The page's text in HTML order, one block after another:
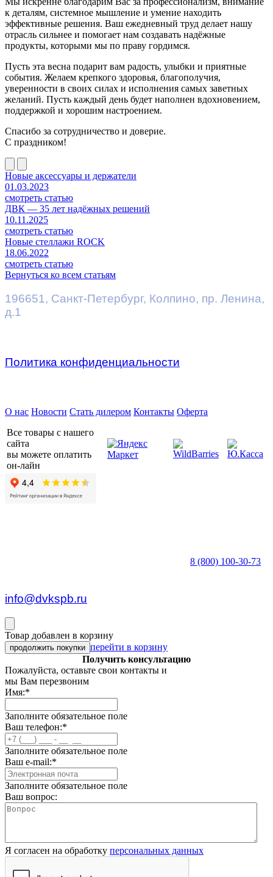
к деталям, системное мышление и умение находить
эффективные решения. Ваш ежедневный труд делает нашу
отрасль сильнее и помогает нам создавать надёжные
продукты, которыми мы по праву гордимся.
Пусть эта весна подарит вам радость, улыбки и приятные
события. Желаем крепкого здоровья, благополучия,
уверенности в своих силах и исполнения самых заветных
желаний. Пусть каждый день будет наполнен вдохновением,
поддержкой и хорошим настроением.
Спасибо за сотрудничество и доверие.
С праздником!
Новые аксессуары и держатели
01.03.2023
смотреть статью
ДВК — 35 лет надёжных решений
10.11.2025
смотреть статью
Новые стеллажи ROCK
18.06.2022
смотреть статью
Вернуться ко всем статьям
196651, Санкт-Петербург, Колпино, пр. Ленина,
д.1
Политика конфиденциальности
О нас Новости Стать дилером Контакты Оферта
Все товары с нашего
сайта
вы можете оплатить
он-лайн
8 (800) 100-30-73
info@dvkspb.ru
Товар добавлен в корзину
продолжить покупки перейти в корзину
Получить консультацию
Пожалуйста, оставьте свои контакты и
мы Вам перезвоним
Имя:*
Заполните обязательное поле
Ваш телефон:*
Заполните обязательное поле
Ваш e-mail:*
Заполните обязательное поле
Ваш вопрос:
Я согласен на обработку персональных данных